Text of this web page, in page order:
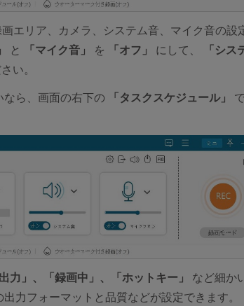
エリア、カメラ、システム音、マイク音の設
と 「マイク音」 を 「オフ」 にして、
「シス
い。
ら、画面の右下の
「タスクスケジュール」
出力」、「録画中」、「ホットキー」
など細か
力フォーマットと品質などが設定できます。